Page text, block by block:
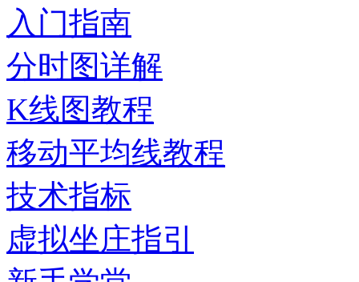
入门指南
分时图详解
K线图教程
移动平均线教程
技术指标
虚拟坐庄指引